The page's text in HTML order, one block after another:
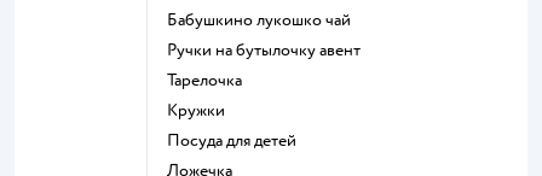
бабушкино лукошко чай
ручки на бутылочку авент
тарелочка
кружки
посуда для детей
ложечка